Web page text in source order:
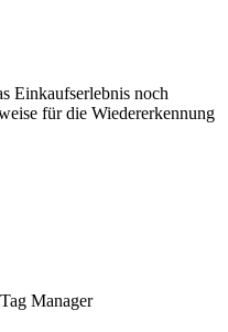
Einkaufserlebnis noch
für die Wiedererkennung
Manager